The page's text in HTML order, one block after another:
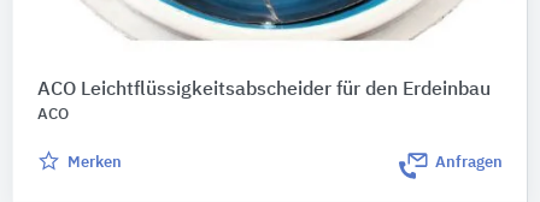
ACO Leichtflüssigkeitsabscheider für den Erdeinbau
ACO
Merken Anfragen